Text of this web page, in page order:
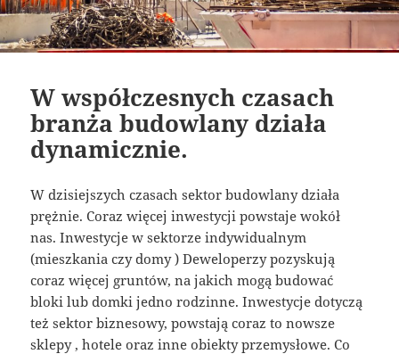
W współczesnych czasach
branża budowlany działa
dynamicznie.
W dzisiejszych czasach sektor budowlany działa
prężnie. Coraz więcej inwestycji powstaje wokół
nas. Inwestycje w sektorze indywidualnym
(mieszkania czy domy ) Deweloperzy pozyskują
coraz więcej gruntów, na jakich mogą budować
bloki lub domki jedno rodzinne. Inwestycje dotyczą
też sektor biznesowy, powstają coraz to nowsze
sklepy , hotele oraz inne obiekty przemysłowe. Co